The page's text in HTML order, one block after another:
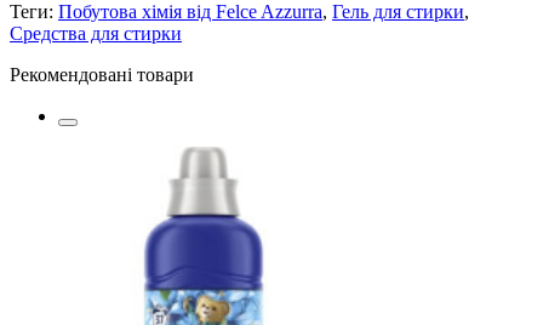
Теги: Побутова хімія від Felce Azzurra, Гель для стирки,
Средства для стирки
Рекомендовані товари